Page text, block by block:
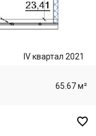
IV квартал 2021
65.67 м²
